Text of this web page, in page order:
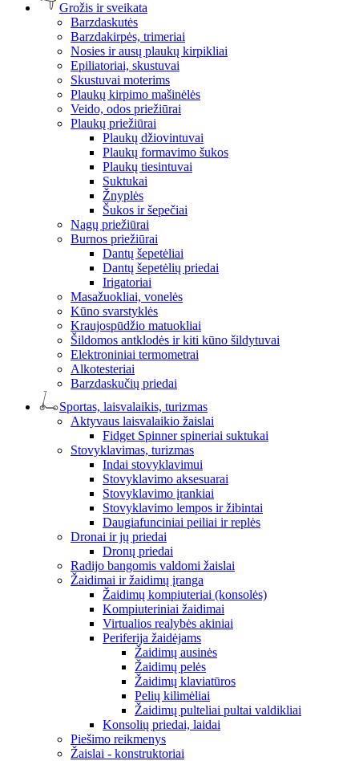
Grožis ir sveikata
Barzdaskutės
Barzdakirpės, trimeriai
Nosies ir ausų plaukų kirpikliai
Epiliatoriai, skustuvai
Skustuvai moterims
Plaukų kirpimo mašinėlės
Veido, odos priežiūrai
Plaukų priežiūrai
Plaukų džiovintuvai
Plaukų formavimo šukos
Plaukų tiesintuvai
Suktukai
Žnyplės
Šukos ir šepečiai
Nagų priežiūrai
Burnos priežiūrai
Dantų šepetėliai
Dantų šepetėlių priedai
Irigatoriai
Masažuokliai, vonelės
Kūno svarstyklės
Kraujospūdžio matuokliai
Šildomos antklodės ir kiti kūno šildytuvai
Elektroniniai termometrai
Alkotesteriai
Barzdaskučių priedai
Sportas, laisvalaikis, turizmas
Aktyvaus laisvalaikio žaislai
Fidget Spinner spineriai suktukai
Stovyklavimas, turizmas
Indai stovyklavimui
Stovyklavimo aksesuarai
Stovyklavimo įrankiai
Stovyklavimo lempos ir žibintai
Daugiafunciniai peiliai ir replės
Dronai ir jų priedai
Dronų priedai
Radijo bangomis valdomi žaislai
Žaidimai ir žaidimų įranga
Žaidimų kompiuteriai (konsolės)
Kompiuteriniai žaidimai
Virtualios realybės akiniai
Periferija žaidėjams
Žaidimų ausinės
Žaidimų pelės
Žaidimų klaviatūros
Pelių kilimėliai
Žaidimų pulteliai pultai valdikliai
Konsolių priedai, laidai
Piešimo reikmenys
Žaislai - konstruktoriai